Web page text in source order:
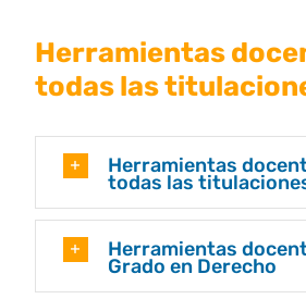
Herramientas
todas las
Herramientas
todas las
Herramientas
Grado en Derecho